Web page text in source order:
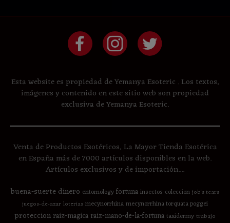
Esta website es propiedad de Yemanya Esoteric . Los textos,
imágenes y contenido en este sitio web son propiedad
exclusiva de Yemanya Esoteric.
Venta de Productos Esotéricos, La Mayor Tienda Esotérica
en España más de 7000 artículos disponibles en la web.
Artículos exclusivos y de importación....
buena-suertedinero entomologyfortunainsectos-coleccion job's tears
juegos-de-azar loterias mecynorrhinamecynorrhina torquata poggei
proteccion raiz-magica raiz-mano-de-la-fortunataxidermy trabajo